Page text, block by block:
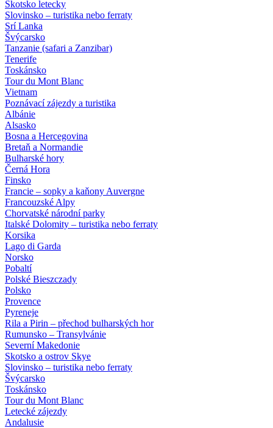
Skotsko letecky
Slovinsko – turistika nebo ferraty
Srí Lanka
Švýcarsko
Tanzanie (safari a Zanzibar)
Tenerife
Toskánsko
Tour du Mont Blanc
Vietnam
Poznávací zájezdy a turistika
Albánie
Alsasko
Bosna a Hercegovina
Bretaň a Normandie
Bulharské hory
Černá Hora
Finsko
Francie – sopky a kaňony Auvergne
Francouzské Alpy
Chorvatské národní parky
Italské Dolomity – turistika nebo ferraty
Korsika
Lago di Garda
Norsko
Pobaltí
Polské Bieszczady
Polsko
Provence
Pyreneje
Rila a Pirin – přechod bulharských hor
Rumunsko – Transylvánie
Severní Makedonie
Skotsko a ostrov Skye
Slovinsko – turistika nebo ferraty
Švýcarsko
Toskánsko
Tour du Mont Blanc
Letecké zájezdy
Andalusie